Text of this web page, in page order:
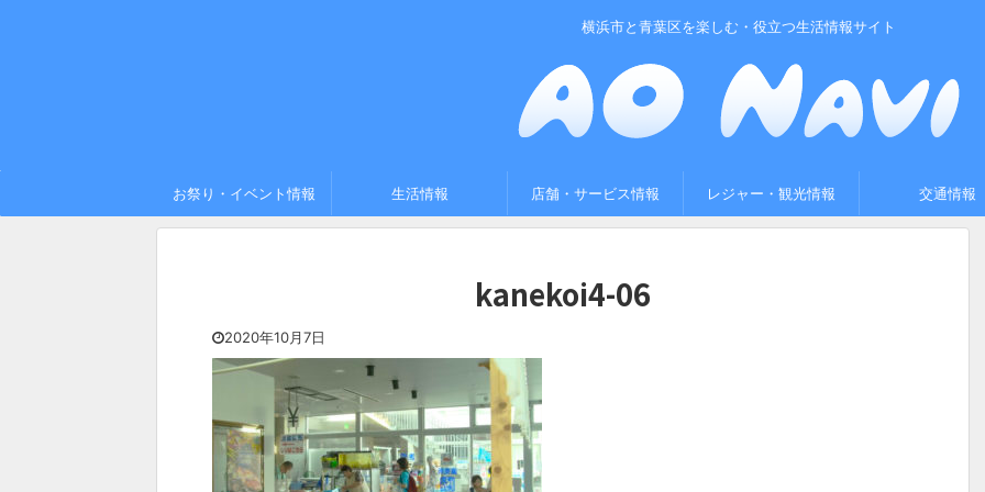
横浜市と青葉区を楽しむ・役立つ生活情報サイト
お祭り・イベント情報 生活情報 店舗・サービス情報 レジャー・観光情報 交通情報
kanekoi4-06
2020年10月7日